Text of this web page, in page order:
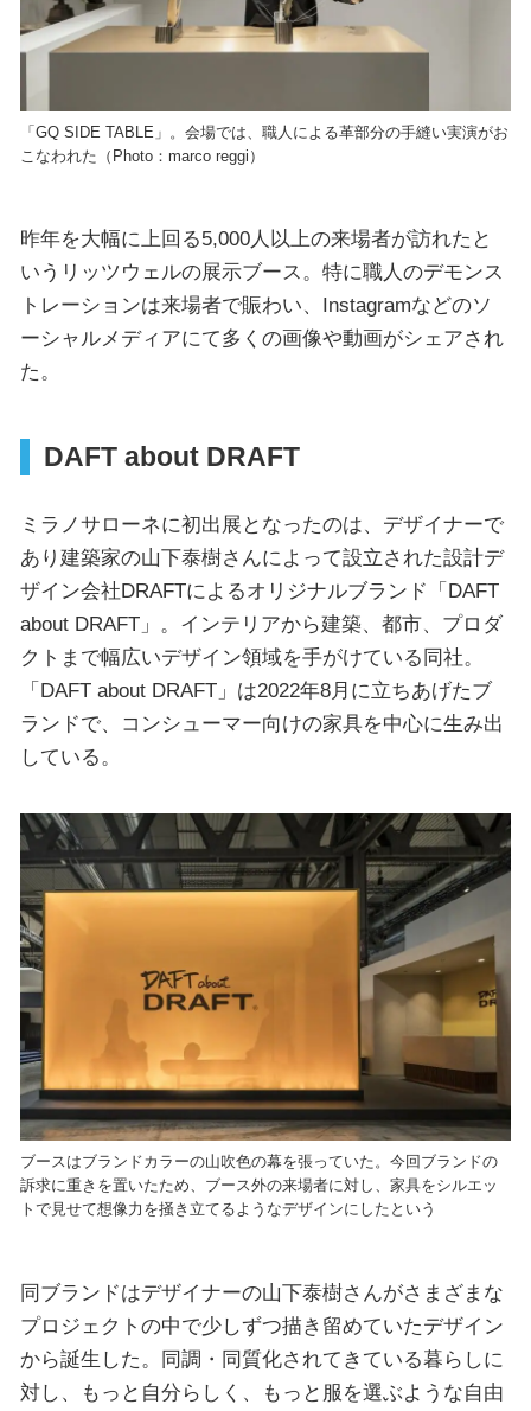
「GQ SIDE TABLE」。会場では、職人による革部分の手縫い実演がお
こなわれた（Photo：marco reggi）
昨年を大幅に上回る5,000人以上の来場者が訪れたと
いうリッツウェルの展示ブース。特に職人のデモンス
トレーションは来場者で賑わい、Instagramなどのソ
ーシャルメディアにて多くの画像や動画がシェアされ
た。
DAFT about DRAFT
ミラノサローネに初出展となったのは、デザイナーで
あり建築家の山下泰樹さんによって設立された設計デ
ザイン会社DRAFTによるオリジナルブランド「DAFT
about DRAFT」。インテリアから建築、都市、プロダ
クトまで幅広いデザイン領域を手がけている同社。
「DAFT about DRAFT」は2022年8月に立ちあげたブ
ランドで、コンシューマー向けの家具を中心に生み出
している。
ブースはブランドカラーの山吹色の幕を張っていた。今回ブランドの
訴求に重きを置いたため、ブース外の来場者に対し、家具をシルエッ
トで見せて想像力を掻き立てるようなデザインにしたという
同ブランドはデザイナーの山下泰樹さんがさまざまな
プロジェクトの中で少しずつ描き留めていたデザイン
から誕生した。同調・同質化されてきている暮らしに
対し、もっと自分らしく、もっと服を選ぶような自由